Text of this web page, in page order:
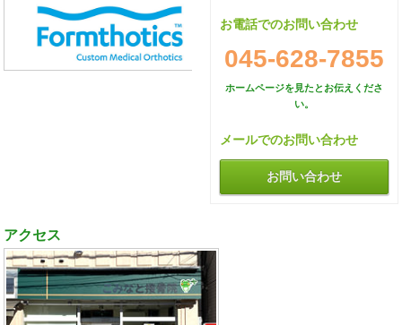
お電話でのお問い合わせ
045-628-7855
ホームページを見たとお伝えくださ
い。
メールでのお問い合わせ
お問い合わせ
アクセス